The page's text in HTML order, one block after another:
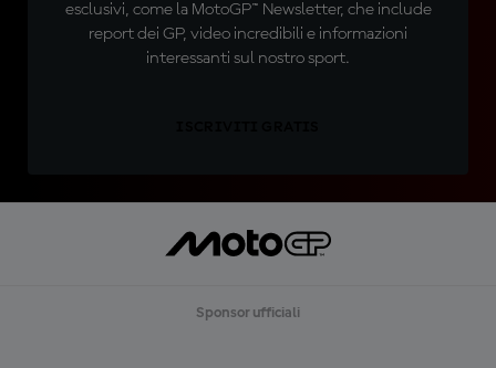
esclusivi, come la MotoGP™ Newsletter, che include
report dei GP, video incredibili e informazioni
interessanti sul nostro sport.
Sponsor ufficiali